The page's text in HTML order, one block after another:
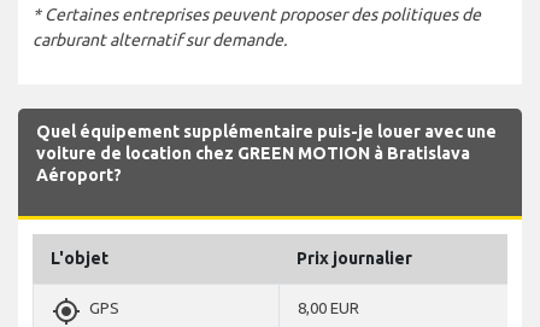
* Certaines entreprises peuvent proposer des politiques de
carburant alternatif sur demande.
Quel équipement supplémentaire puis-je louer avec une
voiture de location chez GREEN MOTION à Bratislava
Aéroport?
L'objet Prix journalier
gps_fixed GPS 8,00 EUR